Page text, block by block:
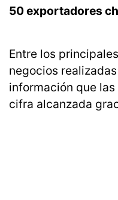
50 exportadores
Entre los
negocios
información que
cifra alcanzada